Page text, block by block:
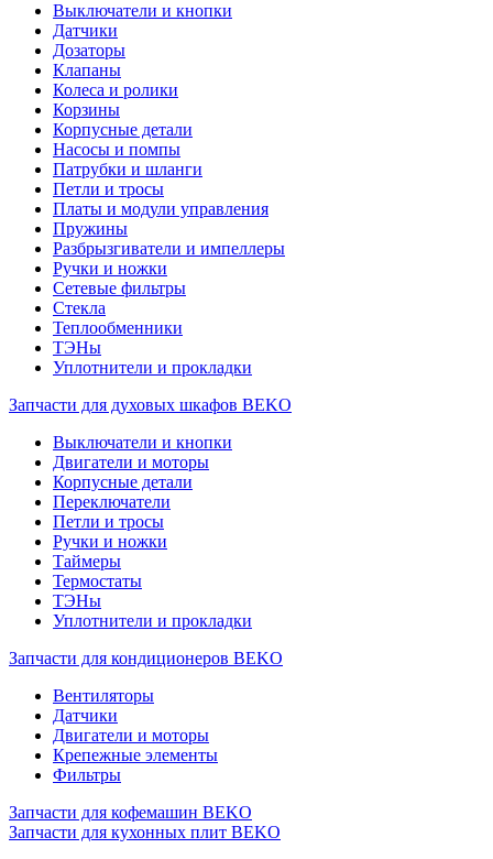
Выключатели и кнопки
Датчики
Дозаторы
Клапаны
Колеса и ролики
Корзины
Корпусные детали
Насосы и помпы
Патрубки и шланги
Петли и тросы
Платы и модули управления
Пружины
Разбрызгиватели и импеллеры
Ручки и ножки
Сетевые фильтры
Стекла
Теплообменники
ТЭНы
Уплотнители и прокладки
Запчасти для духовых шкафов BEKO
Выключатели и кнопки
Двигатели и моторы
Корпусные детали
Переключатели
Петли и тросы
Ручки и ножки
Таймеры
Термостаты
ТЭНы
Уплотнители и прокладки
Запчасти для кондиционеров BEKO
Вентиляторы
Датчики
Двигатели и моторы
Крепежные элементы
Фильтры
Запчасти для кофемашин BEKO
Запчасти для кухонных плит BEKO